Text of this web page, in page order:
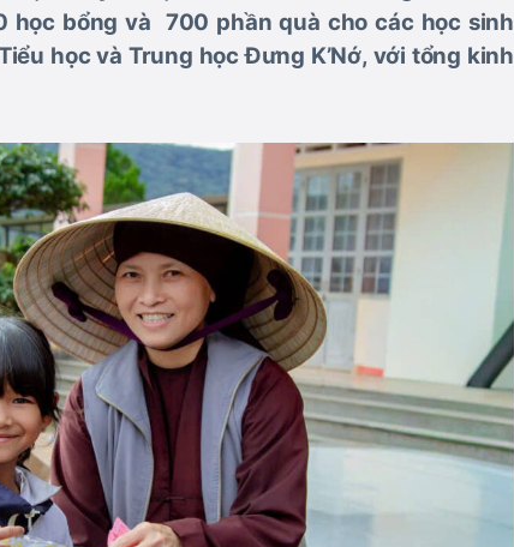
học bổng và 700 phần quà cho các học sinh
học và Trung học Đưng K’Nớ, với tổng kinh